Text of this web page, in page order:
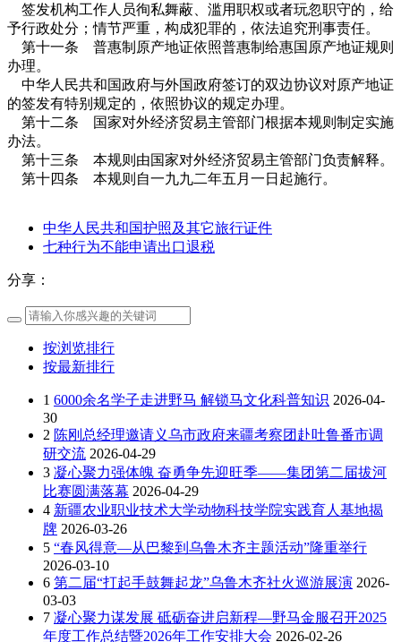
签发机构工作人员徇私舞蔽、滥用职权或者玩忽职守的，给
予行政处分；情节严重，构成犯罪的，依法追究刑事责任。
第十一条 普惠制原产地证依照普惠制给惠国原产地证规则
办理。
中华人民共和国政府与外国政府签订的双边协议对原产地证
的签发有特别规定的，依照协议的规定办理。
第十二条 国家对外经济贸易主管部门根据本规则制定实施
办法。
第十三条 本规则由国家对外经济贸易主管部门负责解释。
第十四条 本规则自一九九二年五月一日起施行。
中华人民共和国护照及其它旅行证件
七种行为不能申请出口退税
分享：
按浏览排行
按最新排行
1 6000余名学子走进野马 解锁马文化科普知识 2026-04-
30
2 陈刚总经理邀请义乌市政府来疆考察团赴吐鲁番市调
研交流 2026-04-29
3 凝心聚力强体魄 奋勇争先迎旺季——集团第二届拔河
比赛圆满落幕 2026-04-29
4 新疆农业职业技术大学动物科技学院实践育人基地揭
牌 2026-03-26
5 “春风得意—从巴黎到乌鲁木齐主题活动”隆重举行
2026-03-10
6 第二届“打起手鼓舞起龙”乌鲁木齐社火巡游展演 2026-
03-03
7 凝心聚力谋发展 砥砺奋进启新程—野马金服召开2025
年度工作总结暨2026年工作安排大会 2026-02-26